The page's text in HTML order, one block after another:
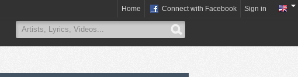
Home Connect with Facebook Sign in